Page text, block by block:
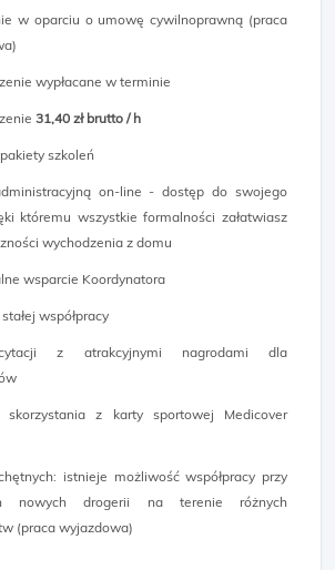
w oparciu o umowę cywilnoprawną (praca
wypłacane w terminie
31,40 zł brutto / h
szkoleń
on-line - dostęp do swojego
któremu wszystkie formalności załatwiasz
wychodzenia z domu
wsparcie Koordynatora
współpracy
z atrakcyjnymi nagrodami dla
skorzystania z karty sportowej Medicover
istnieje możliwość współpracy przy
nowych drogerii na terenie różnych
(praca wyjazdowa)